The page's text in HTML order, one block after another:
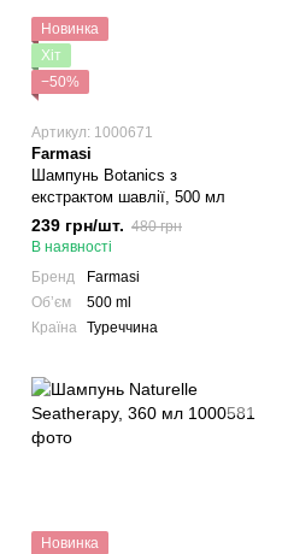
Новинка
Хіт
−50%
Артикул: 1000671
Farmasi
Шампунь Botanics з
екстрактом шавлії, 500 мл
239 грн/шт. 480 грн
В наявності
Бренд
Farmasi
Обʼєм
500 ml
Країна
Туреччина
Новинка